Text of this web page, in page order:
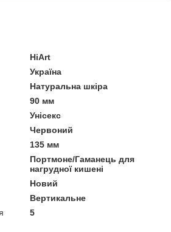
HiArt
Україна
Натуральна шкіра
90 мм
Унісекс
Червоний
135 мм
Портмоне/Гаманець для
нагрудної кишені
Новий
Вертикальне
5